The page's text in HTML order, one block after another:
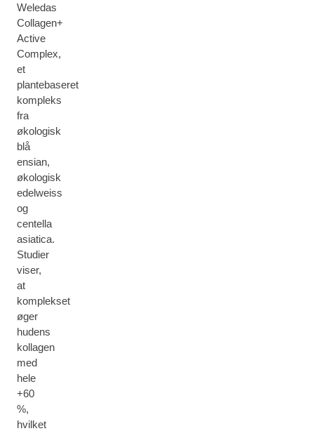
Weledas
Collagen+
Active
Complex,
et
plantebaseret
kompleks
fra
økologisk
blå
ensian,
økologisk
edelweiss
og
centella
asiatica.
Studier
viser,
at
komplekset
øger
hudens
kollagen
med
hele
+60
%,
hvilket